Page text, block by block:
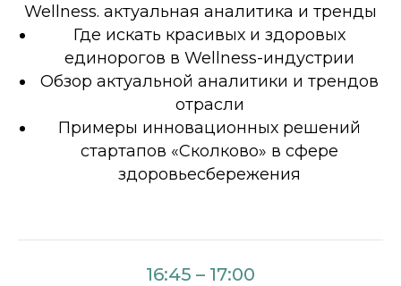
Wellness. актуальная аналитика и тренды
Где искать красивых и здоровых
единорогов в Wellness-индустрии
Обзор актуальной аналитики и трендов
отрасли
Примеры инновационных решений
стартапов «Сколково» в сфере
здоровьесбережения
16:45 – 17:00